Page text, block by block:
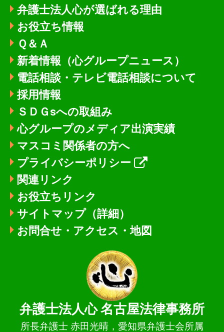
弁護士法人心が選ばれる理由
お役立ち情報
Ｑ＆Ａ
新着情報 （心グループニュース）
電話相談・テレビ電話相談について
採用情報
ＳＤＧsへの取組み
心グループのメディア出演実績
マスコミ関係者の方へ
プライバシーポリシー
関連リンク
お役立ちリンク
サイトマップ（詳細）
お問合せ・アクセス・地図
弁護士法人心名古屋法律事務所
所長弁護士 赤田光晴，愛知県弁護士会所属